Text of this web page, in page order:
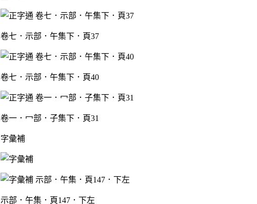
卷七．示部．午集下．頁37
卷七．示部．午集下．頁40
卷一．冖部．子集下．頁31
字彙補
示部．午集．頁147．下左